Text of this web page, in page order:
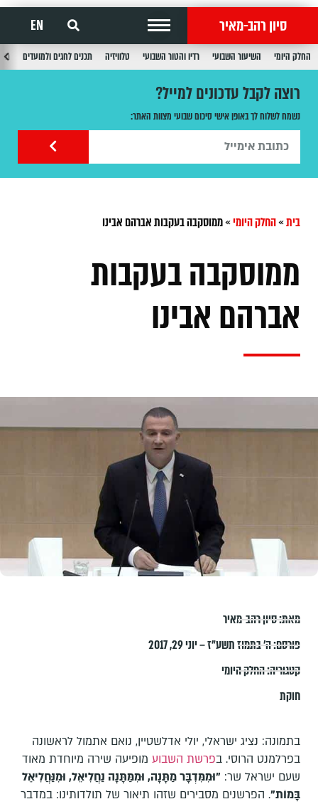
סיון רהב-מאיר EN
החלק היומי השיעור השבועי רדיו והטור השבועי טלוויזיה תכנים לחגים ולמועדים
רוצה לקבל עדכונים למייל?
נשמח לשלוח לך באופן אישי סיכום שבועי מצוות האתר:
בית»החלק היומי»ממוסקבה בעקבות אברהם אבינו
ממוסקבה בעקבות
אברהם אבינו
מאת:סיון רהב-מאיר
פורסם:ה׳ בתמוז תשע״ז – יוני 29, 2017
קטגוריה:החלק היומי
חוקת
בתמונה: נציג ישראלי, יולי אדלשטיין, נואם אתמול לראשונה
בפרלמנט הרוסי. בפרשת השבוע מופיעה שירה מיוחדת מאוד
שעם ישראל שר: "וּמִמִּדְבָּר מַתָּנָה, וּמִמַּתָּנָה נַחֲלִיאֵל, וּמִנַּחֲלִיאֵל
בָּמוֹת". הפרשנים מסבירים שזהו תיאור של תולדותינו: במדבר